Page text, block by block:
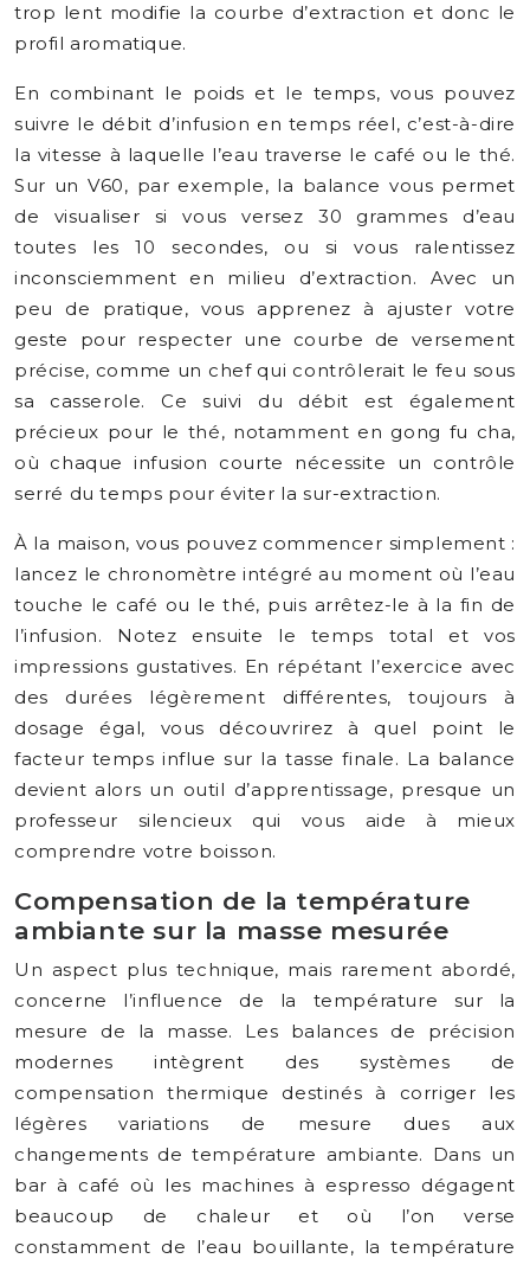
trop lent modifie la courbe d’extraction et donc le
profil aromatique.
En combinant le poids et le temps, vous pouvez
suivre le débit d’infusion en temps réel, c’est-à-dire
la vitesse à laquelle l’eau traverse le café ou le thé.
Sur un V60, par exemple, la balance vous permet
de visualiser si vous versez 30 grammes d’eau
toutes les 10 secondes, ou si vous ralentissez
inconsciemment en milieu d’extraction. Avec un
peu de pratique, vous apprenez à ajuster votre
geste pour respecter une courbe de versement
précise, comme un chef qui contrôlerait le feu sous
sa casserole. Ce suivi du débit est également
précieux pour le thé, notamment en gong fu cha,
où chaque infusion courte nécessite un contrôle
serré du temps pour éviter la sur-extraction.
À la maison, vous pouvez commencer simplement :
lancez le chronomètre intégré au moment où l’eau
touche le café ou le thé, puis arrêtez-le à la fin de
l’infusion. Notez ensuite le temps total et vos
impressions gustatives. En répétant l’exercice avec
des durées légèrement différentes, toujours à
dosage égal, vous découvrirez à quel point le
facteur temps influe sur la tasse finale. La balance
devient alors un outil d’apprentissage, presque un
professeur silencieux qui vous aide à mieux
comprendre votre boisson.
Compensation de la température
ambiante sur la masse mesurée
Un aspect plus technique, mais rarement abordé,
concerne l’influence de la température sur la
mesure de la masse. Les balances de précision
modernes intègrent des systèmes de
compensation thermique destinés à corriger les
légères variations de mesure dues aux
changements de température ambiante. Dans un
bar à café où les machines à espresso dégagent
beaucoup de chaleur et où l’on verse
constamment de l’eau bouillante, la température